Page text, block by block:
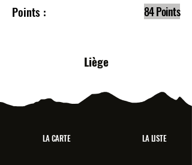
Points :
84 Points
Liège
LA CARTE LA LISTE